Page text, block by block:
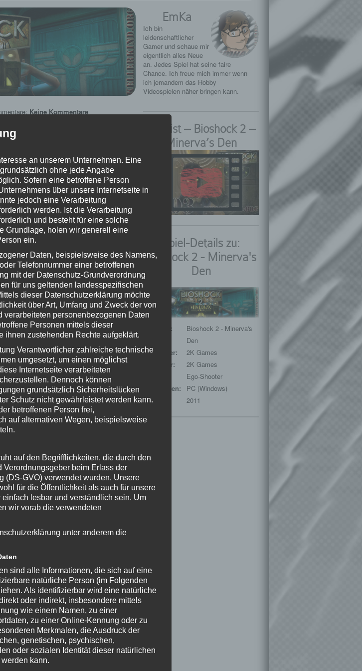
Keine Kommentare
Den ★
Adam
begeben uns deshalb auf die Jagd!
kaufe Dir das Spiel im Original!
2K Games, the 2K Games logo, and
of Take-Two Interactive Software,
EmKa
Ich bin
leidenschaftlicher
Gamer und schaue mir
eigentlich alles Neue
an. Jedes Spiel hat seine faire
Chance. Ich freue mich immer wenn
ich jemandem das Hobby
Videospielen näher bringen kann.
Playlist – Bioshock 2 –
Minerva’s Den
Spiel-Details zu:
Bioshock 2 - Minerva's
Den
Spieltitel:
Bioshock 2 - Minerva's
Den
Entwickler:
2K Games
Publisher:
2K Games
Ego-Shooter
Plattformen:
PC (Windows)
Release:
2011
an unserem Unternehmen. Eine
ohne jede Angabe
Sofern eine betroffene Person
über unsere Internetseite in
jedoch eine Verarbeitung
werden. Ist die Verarbeitung
und besteht für eine solche
Grundlage, holen wir generell eine
ein.
Daten, beispielsweise des Namens,
Telefonnummer einer betroffenen
mit der Datenschutz-Grundverordnung
für uns geltenden landesspezifischen
dieser Datenschutzerklärung möchte
über Art, Umfang und Zweck der von
verarbeiteten personenbezogenen Daten
Personen mittels dieser
ihnen zustehenden Rechte aufgeklärt.
Verantwortlicher zahlreiche technische
umgesetzt, um einen möglichst
Internetseite verarbeiteten
Dennoch können
grundsätzlich Sicherheitslücken
Schutz nicht gewährleistet werden kann.
betroffenen Person frei,
auf alternativen Wegen, beispielsweise
auf den Begrifflichkeiten, die durch den
beim Erlass der
(DS-GVO) verwendet wurden. Unsere
für die Öffentlichkeit als auch für unsere
lesbar und verständlich sein. Um
wir vorab die verwendeten
unter anderem die
sind alle Informationen, die sich auf eine
natürliche Person (im Folgenden
Als identifizierbar wird eine natürliche
oder indirekt, insbesondere mittels
wie einem Namen, zu einer
zu einer Online-Kennung oder zu
Merkmalen, die Ausdruck der
genetischen, psychischen,
oder sozialen Identität dieser natürlichen
kann.